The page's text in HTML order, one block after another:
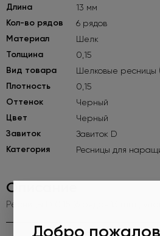
Добро
Длина 13 мм
Кол-во рядов 6 рядов
Материал Шелк
Толщина 0,15
Вид товара Шелковые ресницы
Плотность 0,15
Оттенок Черный
Цвет Черный
Завиток Завиток D
Категория Ресницы для
Описание
Ресницы D 0.15 (6 рядов:13 mm),